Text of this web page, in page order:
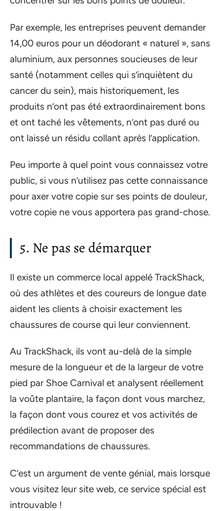
Par exemple, les entreprises peuvent demander
14,00 euros pour un déodorant « naturel », sans
aluminium, aux personnes soucieuses de leur
santé (notamment celles qui s’inquiètent du
cancer du sein), mais historiquement, les
produits n’ont pas été extraordinairement bons
et ont taché les vêtements, n’ont pas duré ou
ont laissé un résidu collant après l’application.
Peu importe à quel point vous connaissez votre
public, si vous n’utilisez pas cette connaissance
pour axer votre copie sur ses points de douleur,
votre copie ne vous apportera pas grand-chose.
5. Ne pas se démarquer
Il existe un commerce local appelé TrackShack,
où des athlètes et des coureurs de longue date
aident les clients à choisir exactement les
chaussures de course qui leur conviennent.
Au TrackShack, ils vont au-delà de la simple
mesure de la longueur et de la largeur de votre
pied par Shoe Carnival et analysent réellement
la voûte plantaire, la façon dont vous marchez,
la façon dont vous courez et vos activités de
prédilection avant de proposer des
recommandations de chaussures.
C’est un argument de vente génial, mais lorsque
vous visitez leur site web, ce service spécial est
introuvable !